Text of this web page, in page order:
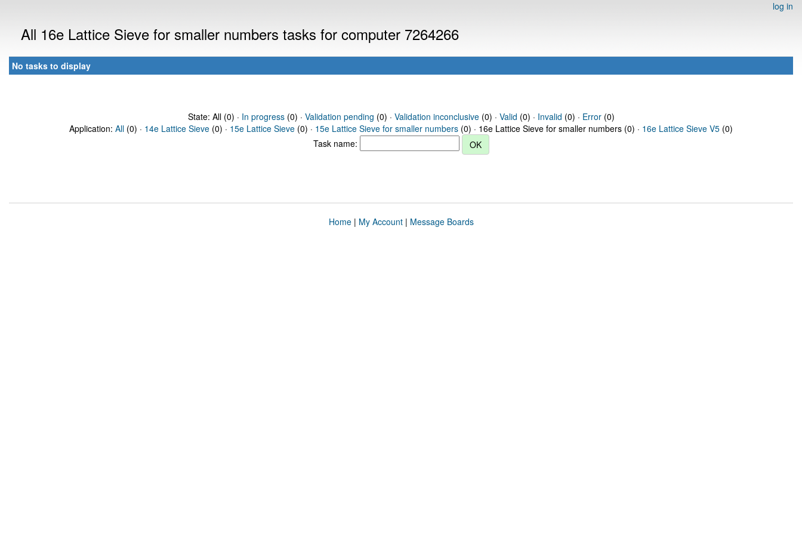
log in
All 16e Lattice Sieve for smaller numbers tasks for computer 7264266
No tasks to display
State: All (0) · In progress(0) · Validation pending (0) · Validation inconclusive(0) · Valid (0) · Invalid (0) · Error(0)
Application: All (0) · 14e Lattice Sieve (0) · 15e Lattice Sieve (0) · 15e Lattice Sieve for smaller numbers (0) · 16e Lattice Sieve for smaller numbers (0) · 16e Lattice Sieve V5 (0)
Task name:
Home| My Account| Message Boards